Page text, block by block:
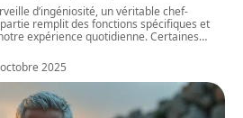
d’ingéniosité, un véritable chef-
partie remplit des fonctions spécifiques et
expérience quotidienne. Certaines…
2025